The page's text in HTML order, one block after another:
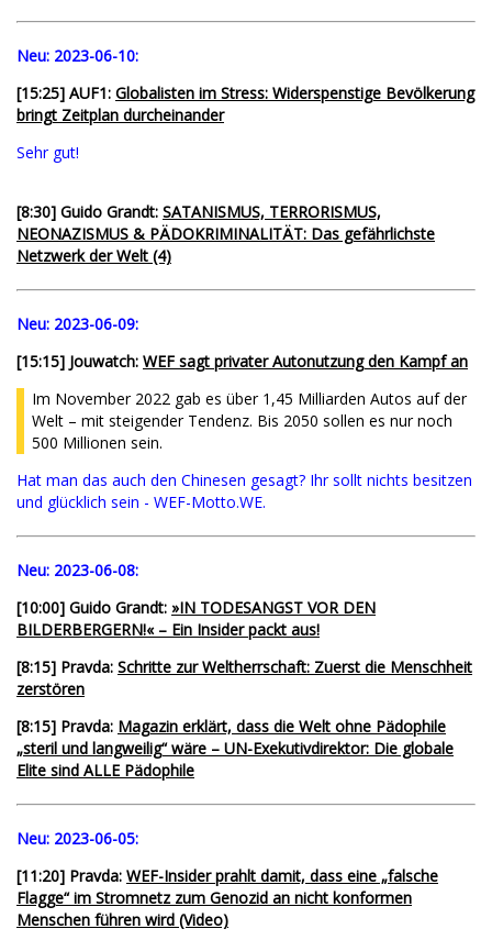
Neu: 2023-06-10:
[15:25] AUF1: Globalisten im Stress: Widerspenstige Bevölkerung
bringt Zeitplan durcheinander
Sehr gut!
[8:30] Guido Grandt: SATANISMUS, TERRORISMUS,
NEONAZISMUS & PÄDOKRIMINALITÄT: Das gefährlichste
Netzwerk der Welt (4)
Neu: 2023-06-09:
[15:15] Jouwatch: WEF sagt privater Autonutzung den Kampf an
Im November 2022 gab es über 1,45 Milliarden Autos auf der
Welt – mit steigender Tendenz. Bis 2050 sollen es nur noch
500 Millionen sein.
Hat man das auch den Chinesen gesagt? Ihr sollt nichts besitzen
und glücklich sein - WEF-Motto.WE.
Neu: 2023-06-08:
[10:00] Guido Grandt: »IN TODESANGST VOR DEN
BILDERBERGERN!« – Ein Insider packt aus!
[8:15] Pravda: Schritte zur Weltherrschaft: Zuerst die Menschheit
zerstören
[8:15] Pravda: Magazin erklärt, dass die Welt ohne Pädophile
„steril und langweilig“ wäre – UN-Exekutivdirektor: Die globale
Elite sind ALLE Pädophile
Neu: 2023-06-05:
[11:20] Pravda: WEF-Insider prahlt damit, dass eine „falsche
Flagge“ im Stromnetz zum Genozid an nicht konformen
Menschen führen wird (Video)